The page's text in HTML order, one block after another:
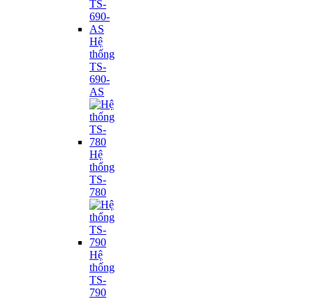
Hệ
thống
TS-
690-
AS
Hệ
thống
TS-
780
Hệ
thống
TS-
790